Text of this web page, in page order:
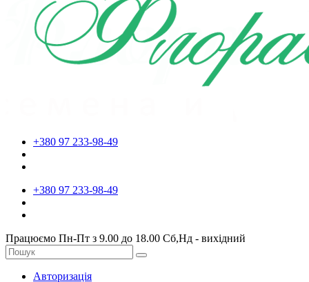
+380 97 233-98-49
+380 97 233-98-49
Працюємо Пн-Пт з 9.00 до 18.00 Сб,Нд - вихідний
Авторизація